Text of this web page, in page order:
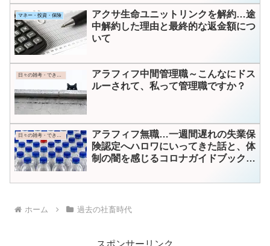
マネー・投資・保険
アクサ生命ユニットリンクを解約…途
中解約した理由と最終的な返金額につ
いて
日々の雑考・できごと
アラフィフ中間管理職～こんなにドス
ルーされて、私って管理職ですか？
アラフィフ無職…一週間遅れの失業保
険認定へハロワにいってきた話と、体
制の闇を感じるコロナガイドブックの
ホーム 過去の社畜時代